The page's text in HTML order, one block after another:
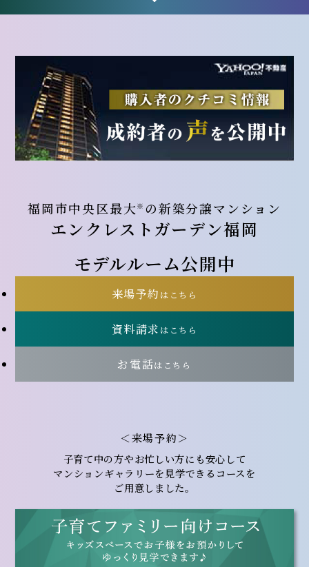
福岡市中央区最大※ の新築分譲マンション
エンクレストガーデン福岡
モデルルーム公開中
来場予約 はこちら
資料請求 はこちら
お電話はこちら
＜来場予約＞
子育て中の方やお忙しい方にも安心して
マンションギャラリーを 見学できるコースを
ご用意しました。